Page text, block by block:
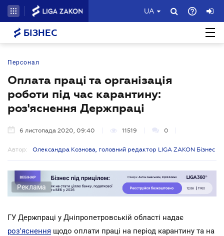
UA
БІЗНЕС
Персонал
Оплата праці та організація
роботи під час карантину:
роз'яснення Держпраці
6 листопада 2020, 09:40 11519 0
Автор: Олександра Кознова, головний редактор LIGA ZAKON Бізнес
Реклама
ГУ Держпраці у Дніпропетровській області надає
роз'яснення щодо оплати праці на період карантину та на